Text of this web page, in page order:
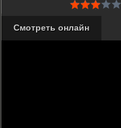
Смотреть онлайн